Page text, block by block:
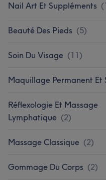
Nail Art Et Suppléments (
Beauté Des Pieds (5)
Soin Du Visage (11)
Maquillage Permanent Et
Réflexologie Et Massage
Lymphatique (2)
Massage Classique (2)
Gommage Du Corps (2)